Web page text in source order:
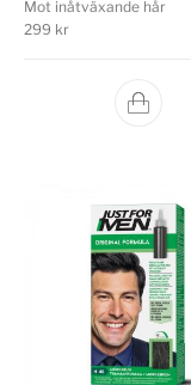
Mot inåtväxande hår
299 kr